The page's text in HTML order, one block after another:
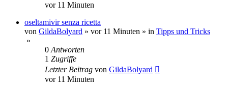
vor 11 Minuten
oseltamivir senza ricetta
von GildaBolyard » vor 11 Minuten » in Tipps und Tricks
»
0 Antworten
1 Zugriffe
Letzter Beitrag von GildaBolyard
vor 11 Minuten